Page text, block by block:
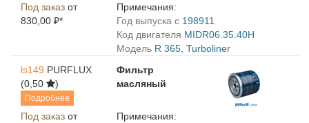
Под заказ от
830,00 ₽*
Примечания:
Год выпуска с 198911
Код двигателя MIDR06.35.40H
Модель R 365, Turboliner
ls149 PURFLUX
(0,50
)
Подробнее
Фильтр
масляный
Под заказ от
Примечания: